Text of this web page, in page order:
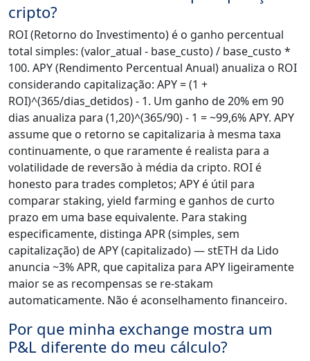
cripto?
ROI (Retorno do Investimento) é o ganho percentual
total simples: (valor_atual - base_custo) / base_custo *
100. APY (Rendimento Percentual Anual) anualiza o ROI
considerando capitalização: APY = (1 +
ROI)^(365/dias_detidos) - 1. Um ganho de 20% em 90
dias anualiza para (1,20)^(365/90) - 1 = ~99,6% APY. APY
assume que o retorno se capitalizaria à mesma taxa
continuamente, o que raramente é realista para a
volatilidade de reversão à média da cripto. ROI é
honesto para trades completos; APY é útil para
comparar staking, yield farming e ganhos de curto
prazo em uma base equivalente. Para staking
especificamente, distinga APR (simples, sem
capitalização) de APY (capitalizado) — stETH da Lido
anuncia ~3% APR, que capitaliza para APY ligeiramente
maior se as recompensas se re-stakam
automaticamente. Não é aconselhamento financeiro.
Por que minha exchange mostra um
P&L diferente do meu cálculo?